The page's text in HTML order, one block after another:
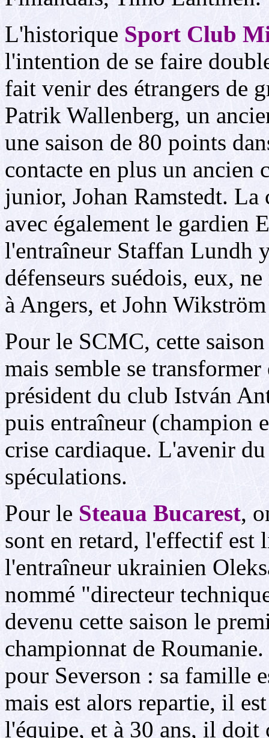
L'historique Sport Club
l'intention de se faire
fait venir des étrangers de
Patrik Wallenberg, un
une saison de 80 points
contacte en plus un ancien
junior, Johan Ramstedt. La
avec également le gardien
l'entraîneur Staffan Lundh
défenseurs suédois, eux,
à Angers, et John
Pour le SCMC, cette
mais semble se
président du club István
puis entraîneur (champion
crise cardiaque. L'avenir
spéculations.
Pour le Steaua Bucarest,
sont en retard, l'effectif est
l'entraîneur ukrainien
nommé "directeur
devenu cette saison le
championnat de
pour Severson : sa famille
mais est alors repartie, il
l'équipe, et à 30 ans, il doit